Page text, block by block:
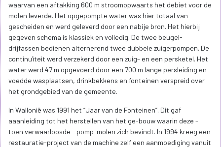
waarvan een aftakking 600 m stroomopwaarts het debiet voor de
molen leverde. Het opgepompte water was hier totaal van
gescheiden en werd geleverd door een nabije bron. Het hierbij
gegeven schema is klassiek en volledig. De twee beugel-
drijfassen bedienen alternerend twee dubbele zuigerpompen. De
continuïteit werd verzekerd door een zuig- en een persketel. Het
water werd 47 m opgevoerd door een 700 m lange persleiding en
voedde wasplaatsen, drinkbekkens en fonteinen verspreid over
het grondgebied van de gemeente.
In Wallonië was 1991 het “Jaar van de Fonteinen”. Dit gaf
aaanleiding tot het herstellen van het ge-bouw waarin deze -
toen verwaarloosde - pomp-molen zich bevindt. In 1994 kreeg een
restauratie-project van de machine zelf een aanmoediging vanuit